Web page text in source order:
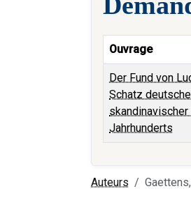
Ouvrage
Der Fund von
Schatz
Jahrhunderts
Auteurs